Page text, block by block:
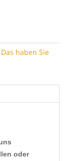
Das haben Sie
oder